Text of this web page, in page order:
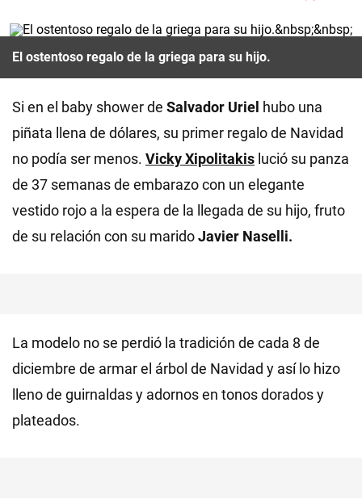
El ostentoso regalo de la griega para su hijo.
Si en el baby shower de Salvador Uriel hubo una
piñata llena de dólares, su primer regalo de Navidad
no podía ser menos. Vicky Xipolitakis lució su panza
de 37 semanas de embarazo con un elegante
vestido rojo a la espera de la llegada de su hijo, fruto
de su relación con su maridoJavier Naselli.
La modelo no se perdió la tradición de cada 8 de
diciembre de armar el árbol de Navidad y así lo hizo
lleno de guirnaldas y adornos en tonos dorados y
plateados.